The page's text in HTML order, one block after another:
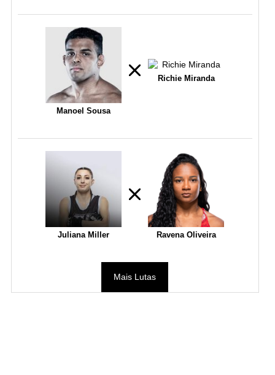
Manoel Sousa
Richie Miranda
Juliana Miller Ravena Oliveira
Mais Lutas